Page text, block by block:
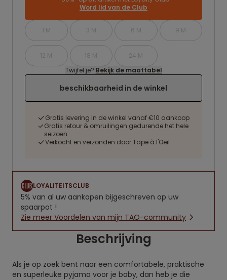
Word lid van de Club
1 M 3 M 6 M 9 M
12 M 18 M
24 M
Twijfel je? Bekijk de maattabel
beschikbaarheid in de winkel
Gratis levering in de winkel vanaf €10 aankoop
Gratis retour & omruilingen gedurende het hele
seizoen
Verkocht en verzonden door Tape à l'Oeil
LOYALITEITSCLUB
5% van al uw aankopen bijgeschreven op uw
spaarpot !
Zie meer Voordelen van mijn TAO-community
Beschrijving
Als je op zoek bent naar een comfortabele, praktische
en superleuke pyjama voor je baby, dan heb je die